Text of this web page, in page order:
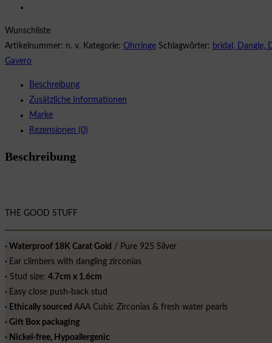
Wunschliste
Artikelnummer: n. v. Kategorie: Ohrringe Schlagwörter: bridal, Dangle,
Gavero
Beschreibung
Zusätzliche Informationen
Marke
Rezensionen (0)
Beschreibung
THE GOOD STUFF
∙ Waterproof 18K Carat Gold / Pure 925 Silver
∙ Ear climbers with dangling zirconias
∙ Stud size: 4.7cm x 1.6cm
∙ Easy close push-back stud
∙ Ethically sourced AAA Cubic Zirconias & fresh water pearls
∙ Gift Box packaging
∙ Nickel-free, Hypoallergenic